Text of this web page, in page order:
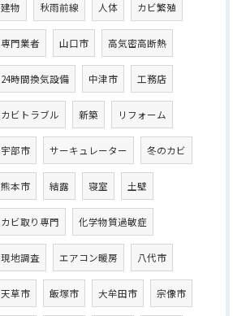
建物 秋雨前線 人体 カビ繁殖
専門業者 山口市 高気密高断熱
24時間換気設備 中津市 工務店
カビトラブル 新築 リフォーム
宇部市 サーキュレーター 冬のカビ
熊本市 結露 寝室 土壁
カビ取り専門 化学物質過敏症
現地調査 エアコン暖房 八代市
天草市 飯塚市 大牟田市 宗像市